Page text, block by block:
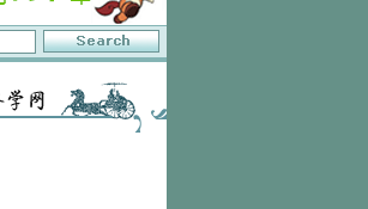
·中国民俗学会第十一届代表大会暨2026年年会征文启事